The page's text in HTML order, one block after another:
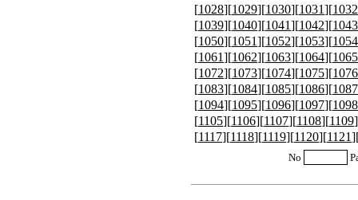
[1028][1029][1030][1031][1032
[1039][1040][1041][1042][1043
[1050][1051][1052][1053][1054
[1061][1062][1063][1064][1065
[1072][1073][1074][1075][1076
[1083][1084][1085][1086][1087
[1094][1095][1096][1097][1098
[1105][1106][1107][1108][1109
[1117][1118][1119][1120][1121
No